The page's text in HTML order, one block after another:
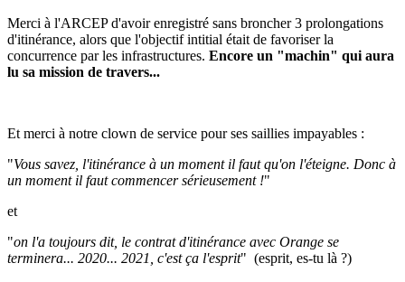
Merci à l'ARCEP d'avoir enregistré sans broncher 3 prolongations
d'itinérance, alors que l'objectif intitial était de favoriser la
concurrence par les infrastructures. Encore un "machin" qui aura
lu sa mission de travers...
Et merci à notre clown de service pour ses saillies impayables :
"Vous savez, l'itinérance à un moment il faut qu'on l'éteigne. Donc à
un moment il faut commencer sérieusement !"
et
"on l'a toujours dit, le contrat d'itinérance avec Orange se
terminera... 2020... 2021, c'est ça l'esprit" (esprit, es-tu là ?)